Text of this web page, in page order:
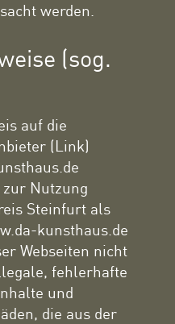
werden.
(sog.
auf die
(Link)
Nutzung
Steinfurt als
kunsthaus.de
Webseiten nicht
fehlerhafte
und
die aus der